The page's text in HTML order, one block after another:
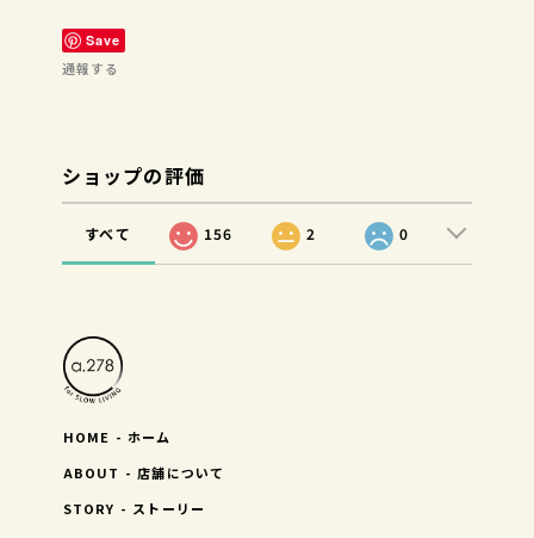
Save
通報する
ショップの評価
すべて 156 2 0
HOME - ホーム
ABOUT - 店舗について
STORY - ストーリー